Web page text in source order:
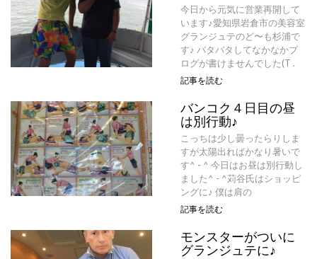
今日から元気に営業再開して
います♪愛知県岩倉市の美容室
グランジュテのど〜も杉浦で
す♪ バタバタしてなかなかブ
ログが書けませんでした(T .
記事を読む
バンコク４日目の昼
は別行動♪
こっちは少し曇ったらりしま
すが太陽出ればかなり暑いで
す^ - ^ 今日はお昼は別行動し
ました^ - ^苅谷氏はショッピ
ングに♪ 僕は肩の
記事を読む
モンスターがついに
グランジュテに♪